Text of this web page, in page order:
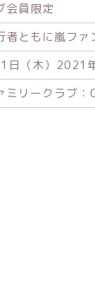
会員限定
ともに嵐ファ
日（木）2021
ミリークラブ